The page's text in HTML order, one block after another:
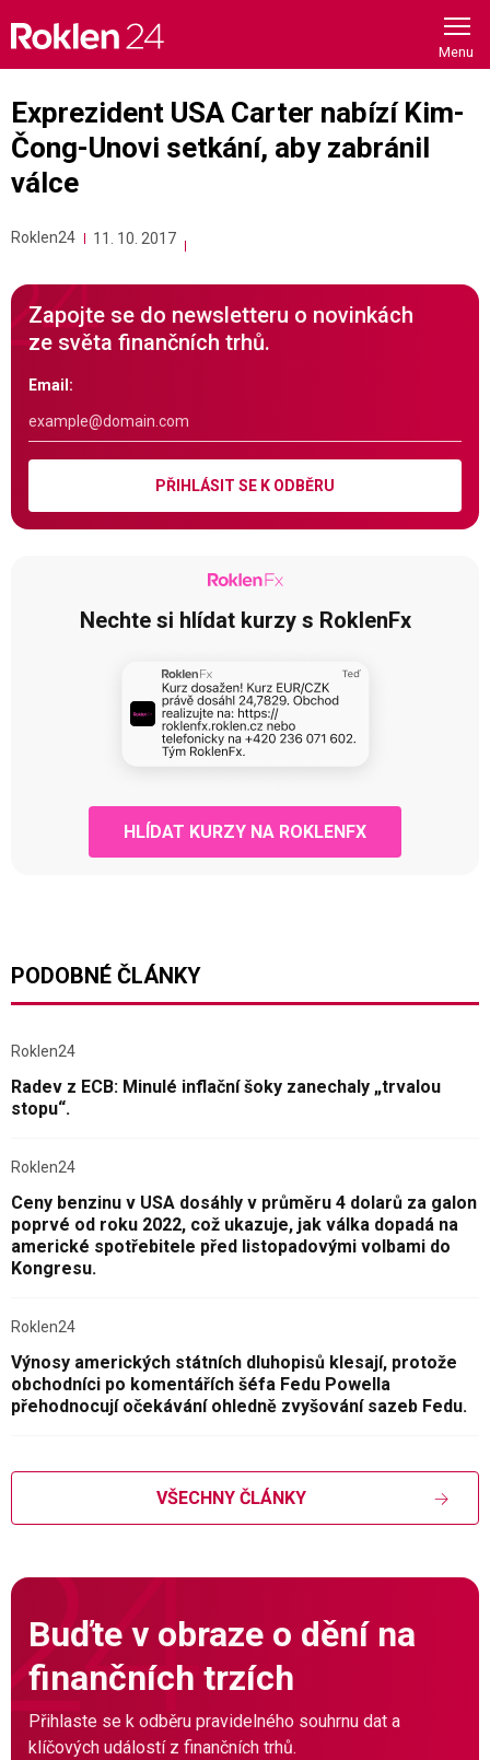
content
Exprezident USA Carter nabízí Kim-
Čong-Unovi setkání, aby zabránil
válce
Roklen24 11. 10. 2017
Zapojte se do newsletteru o novinkách
ze světa finančních trhů.
Email:
PŘIHLÁSIT SE K ODBĚRU
Nechte si hlídat kurzy s RoklenFx
HLÍDAT KURZY NA ROKLENFX
PODOBNÉ ČLÁNKY
Roklen24
Radev z ECB: Minulé inflační šoky zanechaly „trvalou
stopu“.
Roklen24
Ceny benzinu v USA dosáhly v průměru 4 dolarů za galon
poprvé od roku 2022, což ukazuje, jak válka dopadá na
americké spotřebitele před listopadovými volbami do
Kongresu.
Roklen24
Výnosy amerických státních dluhopisů klesají, protože
obchodníci po komentářích šéfa Fedu Powella
přehodnocují očekávání ohledně zvyšování sazeb Fedu.
VŠECHNY ČLÁNKY
Buďte v obraze o dění na
finančních trzích
Přihlaste se k odběru pravidelného souhrnu dat a
klíčových událostí z finančních trhů.